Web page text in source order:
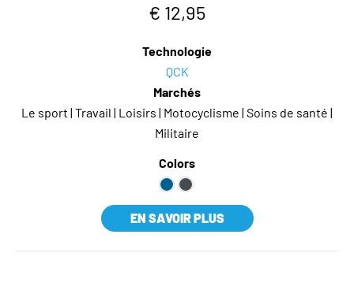
€ 12,95
Technologie
QCK
Marchés
Le sport | Travail | Loisirs | Motocyclisme | Soins de santé |
Militaire
Colors
EN SAVOIR PLUS